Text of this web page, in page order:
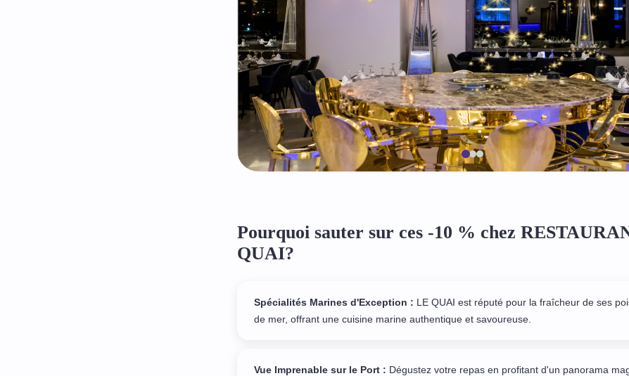
Pourquoi sauter sur ces -10 % chez
QUAI?
Spécialités Marines d'Exception : LE QUAI est réputé pour la fraîcheur de ses
de mer, offrant une cuisine marine authentique et savoureuse.
Vue Imprenable sur le Port : Dégustez votre repas en profitant d'un panorama